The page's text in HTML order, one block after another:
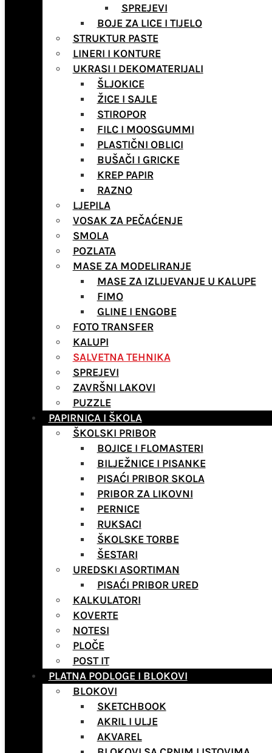
SPREJEVI
BOJE ZA LICE I TIJELO
STRUKTUR PASTE
LINERI I KONTURE
UKRASI I DEKOMATERIJALI
ŠLJOKICE
ŽICE I SAJLE
STIROPOR
FILC I MOOSGUMMI
PLASTIČNI OBLICI
BUŠAČI I GRICKE
KREP PAPIR
RAZNO
LJEPILA
VOSAK ZA PEČAĆENJE
SMOLA
POZLATA
MASE ZA MODELIRANJE
MASE ZA IZLIJEVANJE U KALUPE
FIMO
GLINE I ENGOBE
FOTO TRANSFER
KALUPI
SALVETNA TEHNIKA
SPREJEVI
ZAVRŠNI LAKOVI
PUZZLE
PAPIRNICA I ŠKOLA
ŠKOLSKI PRIBOR
BOJICE I FLOMASTERI
BILJEŽNICE I PISANKE
PISAĆI PRIBOR SKOLA
PRIBOR ZA LIKOVNI
PERNICE
RUKSACI
ŠKOLSKE TORBE
ŠESTARI
UREDSKI ASORTIMAN
PISAĆI PRIBOR URED
KALKULATORI
KOVERTE
NOTESI
PLOČE
POST IT
PLATNA PODLOGE I BLOKOVI
BLOKOVI
SKETCHBOOK
AKRIL I ULJE
AKVAREL